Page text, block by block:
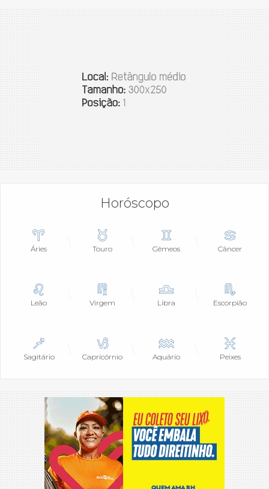
Horóscopo
Áries Touro Gêmeos Câncer
Leão Virgem Libra Escorpião
Sagitário Capricórnio Aquário Peixes